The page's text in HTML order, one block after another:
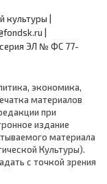
|
|
серия ЭЛ № ФС 77-
экономика,
материалов
при
издание
материала
Культуры).
с точкой зрения